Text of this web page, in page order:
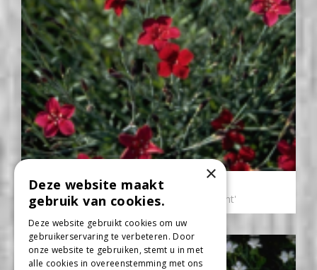
Steenanjer
Dianthus deltoides 'Flashing Light'
×
Deze website maakt
gebruik van cookies.
Deze website gebruikt cookies om uw
gebruikerservaring te verbeteren. Door
onze website te gebruiken, stemt u in met
alle cookies in overeenstemming met ons